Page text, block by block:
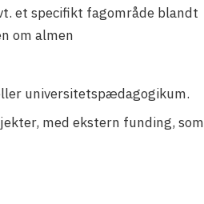
et specifikt fagområde blandt
om almen
universitetspædagogikum.
med ekstern funding, som